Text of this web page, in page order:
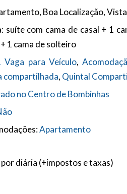
Boa Localização,
suíte com cama de casal + 1
1 cama de solteiro
Vaga para Veículo,
compartilhada, Quintal
no Centro de Bombinhas
Apartamento
por diária (+impostos e taxas)